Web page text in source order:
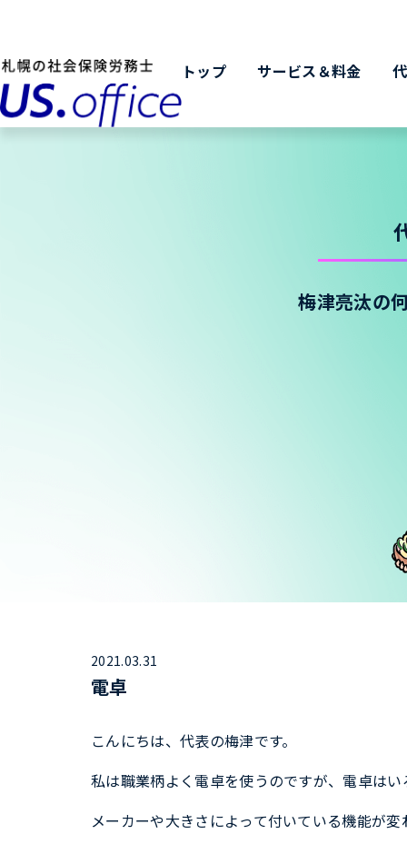
トップ サービス＆料金
梅津亮汰の
2021.03.31
電卓
こんにちは、代表の梅津です。
私は職業柄よく電卓を使うのですが、電卓は
メーカーや大きさによって付いている機能が